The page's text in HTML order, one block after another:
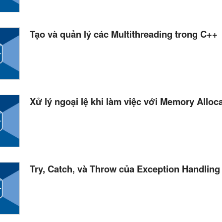
Tạo và quản lý các Multithreading trong C++
Xử lý ngoại lệ khi làm việc với Memory
Try, Catch, và Throw của Exception